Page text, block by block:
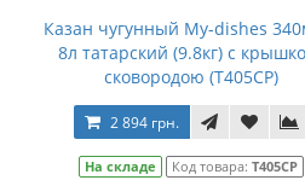
Казан чугунный Мy-dishes
8л татарский (9.8кг) с
сковородою (Т405СР)
2 894 грн.
На складе Код товара: Т405СР